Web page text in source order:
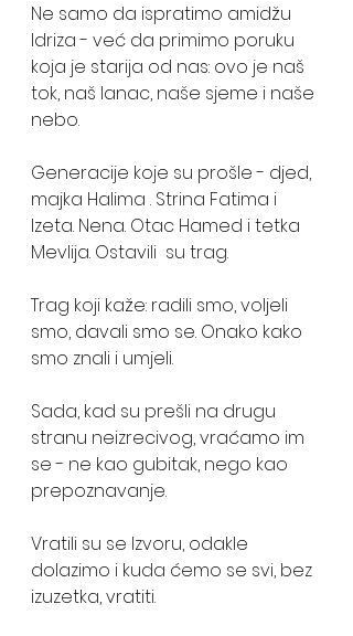
Ne samo da ispratimo amidžu
Idriza - već da primimo poruku
koja je starija od nas: ovo je naš
tok, naš lanac, naše sjeme i naše
nebo.
Generacije koje su prošle - djed,
majka Halima . Strina Fatima i
Izeta. Nena. Otac Hamed i tetka
Mevlija. Ostavili  su trag.
Trag koji kaže: radili smo, voljeli
smo, davali smo se. Onako kako
smo znali i umjeli.
Sada, kad su prešli na drugu
stranu neizrecivog, vraćamo im
se - ne kao gubitak, nego kao
prepoznavanje.
Vratili su se Izvoru, odakle
dolazimo i kuda ćemo se svi, bez
izuzetka, vratiti.